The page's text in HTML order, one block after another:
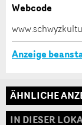
* Eingabe
Adresse
Webcode
Anzeige
ÄHNLICHE
IN DIESER